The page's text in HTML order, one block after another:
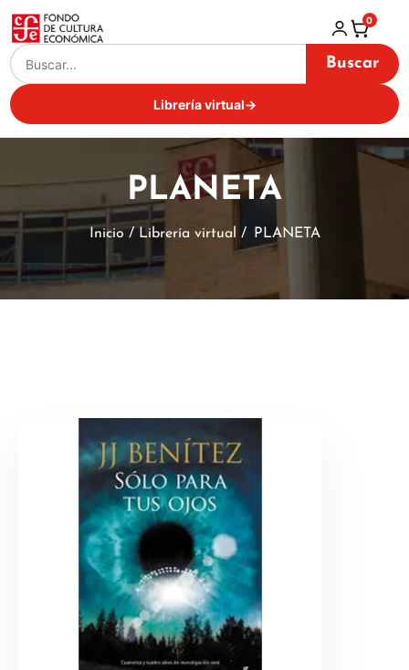
Buscar
Librería virtual→
0
PLANETA
Inicio / Librería virtual / PLANETA